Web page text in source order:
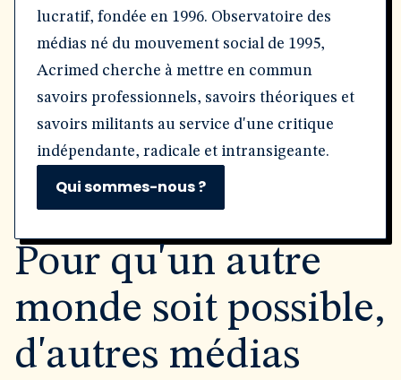
lucratif, fondée en 1996. Observatoire des
médias né du mouvement social de 1995,
Acrimed cherche à mettre en commun
savoirs professionnels, savoirs théoriques et
savoirs militants au service d'une critique
indépendante, radicale et intransigeante.
Qui sommes-nous ?
Pour qu'un autre
monde soit possible,
d'autres médias